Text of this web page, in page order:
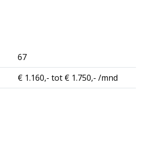
67
€ 1.160,- tot € 1.750,- /mnd